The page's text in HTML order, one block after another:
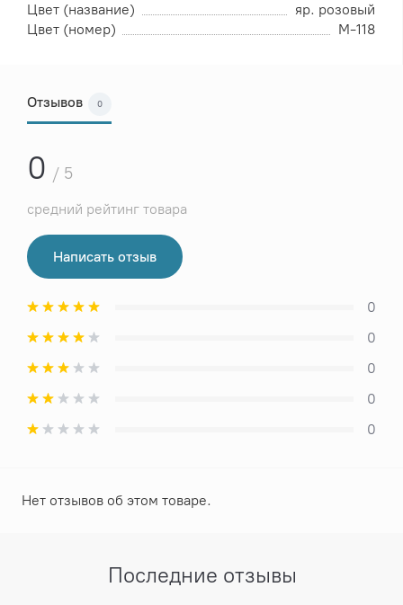
Цвет (название)
яр. розовый
Цвет (номер)
М-118
Отзывов 0
0 / 5
средний рейтинг товара
Написать отзыв
0
0
0
0
0
Нет отзывов об этом товаре.
Последние отзывы